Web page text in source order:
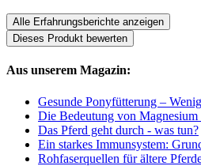
Alle Erfahrungsberichte anzeigen
Dieses Produkt bewerten
Aus unserem Magazin:
Gesunde Ponyfütterung –
Die Bedeutung von Magnesium
Das Pferd geht durch - was tun?
Ein starkes Immunsystem:
Rohfaserquellen für ältere